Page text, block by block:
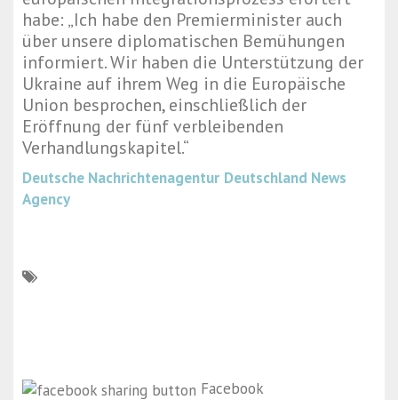
habe: „Ich habe den Premierminister auch
über unsere diplomatischen Bemühungen
informiert. Wir haben die Unterstützung der
Ukraine auf ihrem Weg in die Europäische
Union besprochen, einschließlich der
Eröffnung der fünf verbleibenden
Verhandlungskapitel.“
Deutsche Nachrichtenagentur Deutschland News
Agency
Facebook